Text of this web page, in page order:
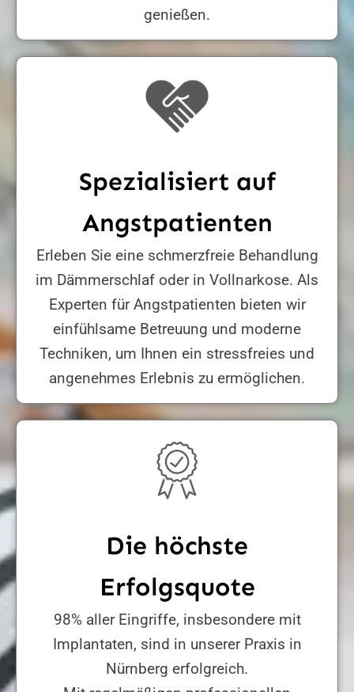
genießen.
Spezialisiert auf
Angstpatienten
Erleben Sie eine schmerzfreie Behandlung
im Dämmerschlaf oder in Vollnarkose. Als
Experten für Angstpatienten bieten wir
einfühlsame Betreuung und moderne
Techniken, um Ihnen ein stressfreies und
angenehmes Erlebnis zu ermöglichen.
Die höchste
Erfolgsquote
98% aller Eingriffe, insbesondere mit
Implantaten, sind in unserer Praxis in
Nürnberg erfolgreich.